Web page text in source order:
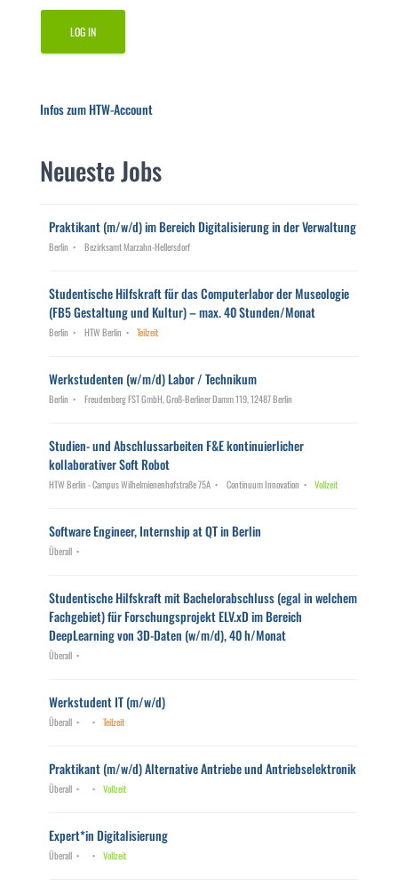
Infos zum HTW-Account
Neueste Jobs
Praktikant (m/w/d) im Bereich Digitalisierung in der Verwaltung
Berlin Bezirksamt Marzahn-Hellersdorf
Studentische Hilfskraft für das Computerlabor der Museologie
(FB5 Gestaltung und Kultur) – max. 40 Stunden/Monat
Berlin HTW Berlin Teilzeit
Werkstudenten (w/m/d) Labor / Technikum
Berlin Freudenberg FST GmbH, Groß-Berliner Damm 119, 12487 Berlin
Studien- und Abschlussarbeiten F&E kontinuierlicher
kollaborativer Soft Robot
HTW Berlin - Campus Wilhelmienenhofstraße 75A Continuum Innovation Vollzeit
Software Engineer, Internship at QT in Berlin
Überall
Studentische Hilfskraft mit Bachelorabschluss (egal in welchem
Fachgebiet) für Forschungsprojekt ELV.xD im Bereich
DeepLearning von 3D-Daten (w/m/d), 40 h/Monat
Überall
Werkstudent IT (m/w/d)
Überall Teilzeit
Praktikant (m/w/d) Alternative Antriebe und Antriebselektronik
Überall Vollzeit
Expert*in Digitalisierung
Überall Vollzeit